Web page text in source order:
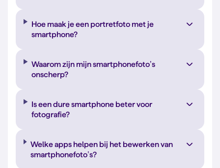
Hoe maak je een portretfoto met je
smartphone?
Waarom zijn mijn smartphonefoto’s
onscherp?
Is een dure smartphone beter voor
fotografie?
Welke apps helpen bij het bewerken van
smartphonefoto’s?